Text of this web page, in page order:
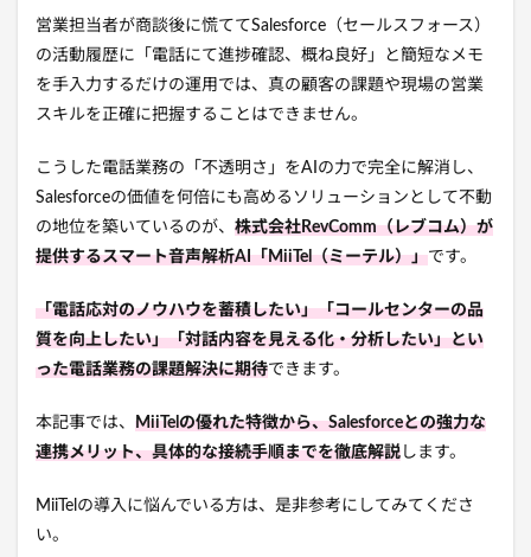
営業担当者が商談後に慌ててSalesforce（セールスフォース）
の活動履歴に「電話にて進捗確認、概ね良好」と簡短なメモ
を手入力するだけの運用では、真の顧客の課題や現場の営業
スキルを正確に把握することはできません。
こうした電話業務の「不透明さ」をAIの力で完全に解消し、
Salesforceの価値を何倍にも高めるソリューションとして不動
の地位を築いているのが、 株式会社RevComm（レブコム）が
提供するスマート音声解析AI「MiiTel（ミーテル）」です。
「電話応対のノウハウを蓄積したい」「コールセンターの品
質を向上したい」「対話内容を見える化・分析したい」とい
った電話業務の課題解決に期待できます。
本記事では、 MiiTelの優れた特徴から、Salesforceとの強力な
連携メリット、具体的な接続手順までを徹底解説 します。
MiiTelの導入に悩んでいる方は、是非参考にしてみてくださ
い。